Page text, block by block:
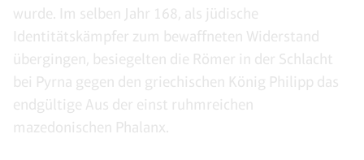
wurde. Im selben Jahr 168, als jüdische
Identitätskämpfer zum bewaffneten Widerstand
übergingen, besiegelten die Römer in der Schlacht
bei Pyrna gegen den griechischen König Philipp das
endgültige Aus der einst ruhmreichen
mazedonischen Phalanx.